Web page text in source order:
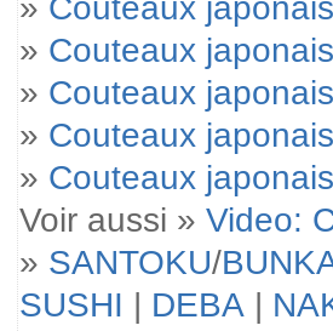
» Couteaux
» Couteaux
» Couteaux
» Couteaux
Voir aussi » Video:
» SANTOKU/
SUSHI | DEBA |